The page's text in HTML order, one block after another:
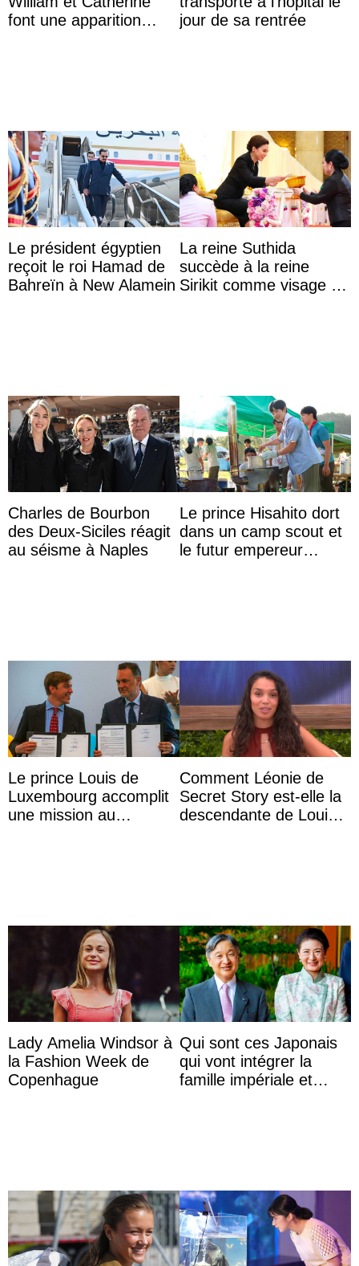
font une apparition
jour de sa rentrée
Le président égyptien
reçoit le roi Hamad de
Bahreïn à New Alamein
La reine Suthida
succède à la reine
Sirikit comme visage de
Charles de Bourbon
des Deux-Siciles réagit
au séisme à Naples
Le prince Hisahito dort
dans un camp scout et
le futur empereur
Le prince Louis de
Luxembourg accomplit
une mission au
Comment Léonie de
Secret Story est-elle la
descendante de Louis
Lady Amelia Windsor à
la Fashion Week de
Copenhague
Qui sont ces Japonais
qui vont intégrer la
famille impériale et